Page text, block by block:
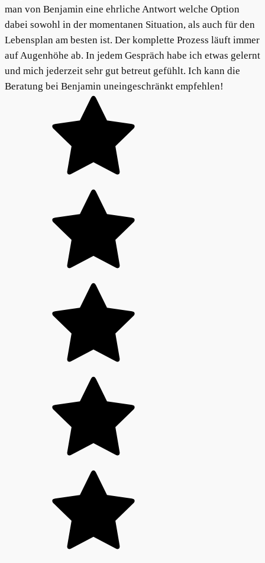
man von Benjamin eine ehrliche Antwort welche Option
dabei sowohl in der momentanen Situation, als auch für den
Lebensplan am besten ist. Der komplette Prozess läuft immer
auf Augenhöhe ab. In jedem Gespräch habe ich etwas gelernt
und mich jederzeit sehr gut betreut gefühlt. Ich kann die
Beratung bei Benjamin uneingeschränkt empfehlen!